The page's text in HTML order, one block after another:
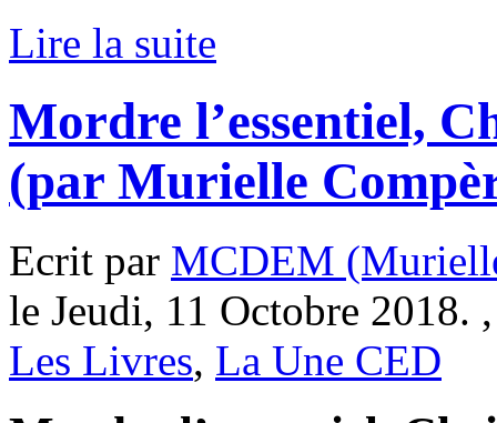
Lire la suite
Mordre l’essentiel,
(par Murielle
Ecrit par MCDEM
le Jeudi, 11 Octobre 2018.
Les Livres, La Une CED